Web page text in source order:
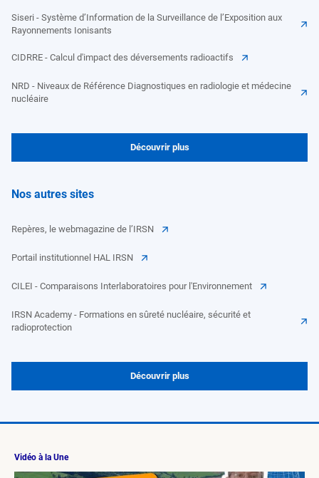
Siseri - Système d’Information de la Surveillance de l’Exposition aux
Rayonnements Ionisants
CIDRRE - Calcul d'impact des déversements radioactifs
NRD - Niveaux de Référence Diagnostiques en radiologie et médecine
nucléaire
Découvrir plus
Nos autres sites
Repères, le webmagazine de l’IRSN
Portail institutionnel HAL IRSN
CILEI - Comparaisons Interlaboratoires pour l'Environnement
IRSN Academy - Formations en sûreté nucléaire, sécurité et
radioprotection
Découvrir plus
Vidéo à la Une